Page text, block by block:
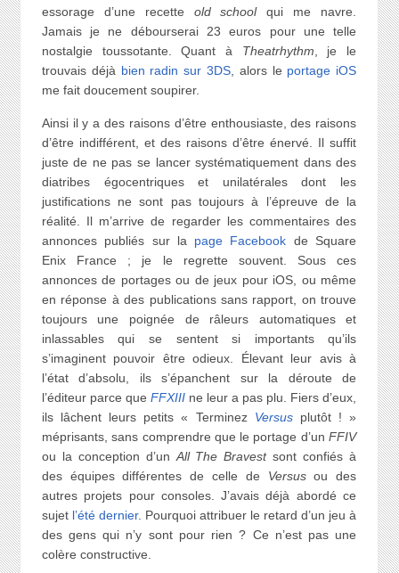
essorage d’une recette old schoolqui me navre.
Jamais je ne débourserai 23 euros pour une telle
nostalgie toussotante. Quant à Theatrhythm , je le
trouvais déjà bien radin sur 3DS, alors le portage iOS
me fait doucement soupirer.
Ainsi il y a des raisons d’être enthousiaste, des raisons
d’être indifférent, et des raisons d’être énervé. Il suffit
juste de ne pas se lancer systématiquement dans des
diatribes égocentriques et unilatérales dont les
justifications ne sont pas toujours à l’épreuve de la
réalité. Il m’arrive de regarder les commentaires des
annonces publiés sur la page Facebook de Square
Enix France ; je le regrette souvent. Sous ces
annonces de portages ou de jeux pour iOS, ou même
en réponse à des publications sans rapport, on trouve
toujours une poignée de râleurs automatiques et
inlassables qui se sentent si importants qu’ils
s’imaginent pouvoir être odieux. Élevant leur avis à
l’état d’absolu, ils s’épanchent sur la déroute de
l’éditeur parce que FFXIIIne leur a pas plu. Fiers d’eux,
ils lâchent leurs petits « Terminez Versus plutôt ! »
méprisants, sans comprendre que le portage d’unFFIV
ou la conception d’un All The Bravestsont confiés à
des équipes différentes de celle de Versusou des
autres projets pour consoles. J’avais déjà abordé ce
sujet l’été dernier. Pourquoi attribuer le retard d’un jeu à
des gens qui n’y sont pour rien ? Ce n’est pas une
colère constructive.